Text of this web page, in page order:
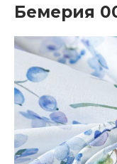
Бемерия